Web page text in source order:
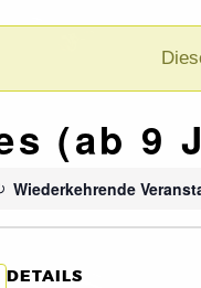
(ab 9
Wiederkehrende
DETAILS